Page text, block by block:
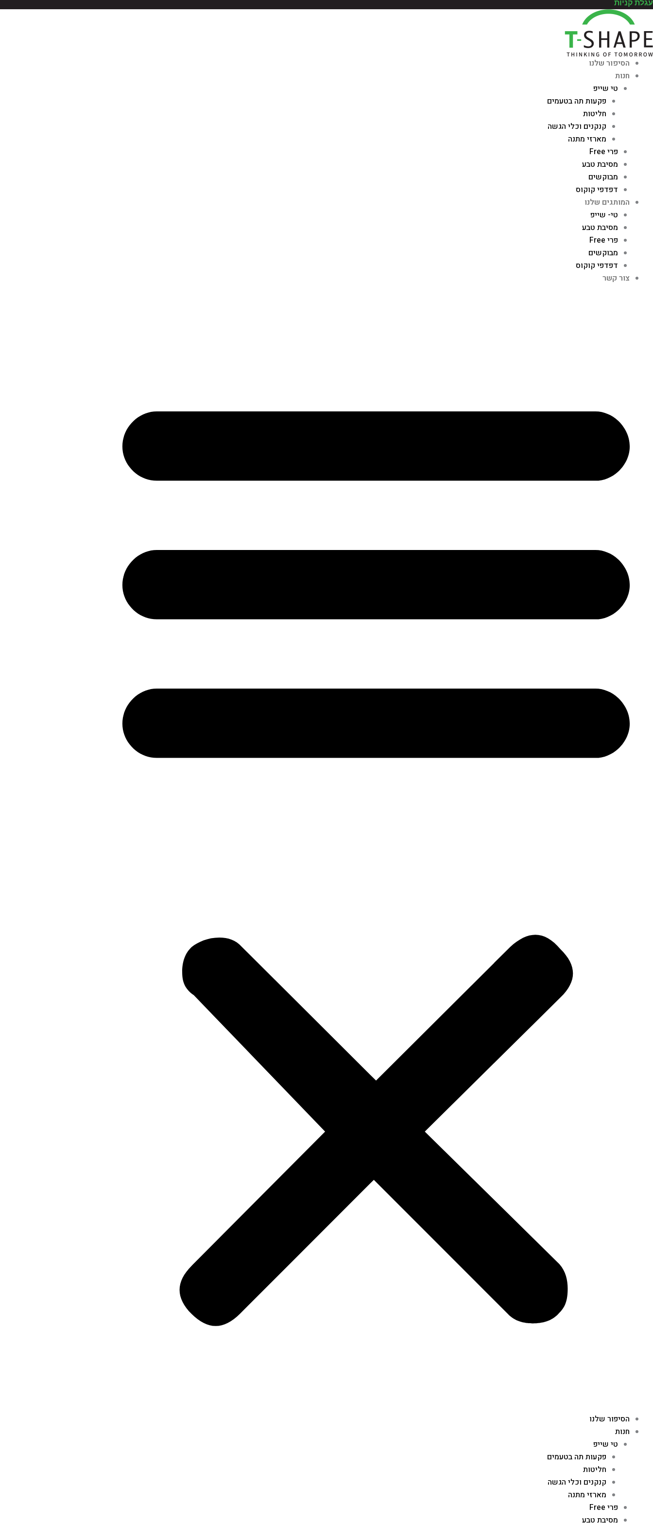
עגלת קניות
הסיפור שלנו
חנות
טי שייפ
פקעות תה בטעמים
חליטות
קנקנים וכלי הגשה
מארזי מתנה
פרי Free
מסיבת טבע
מבוקשים
דפדפי קוקוס
המותגים שלנו
טי- שייפ
מסיבת טבע
פרי Free
מבוקשים
דפדפי קוקוס
צור קשר
הסיפור שלנו
חנות
טי שייפ
פקעות תה בטעמים
חליטות
קנקנים וכלי הגשה
מארזי מתנה
פרי Free
מסיבת טבע